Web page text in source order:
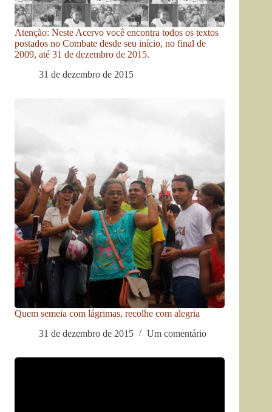
Atenção: Neste Acervo você encontra todos os textos
postados no Combate desde seu início, no final de
2009, até 31 de dezembro de 2015.
31 de dezembro de 2015
Quem semeia com lágrimas, recolhe com alegria
31 de dezembro de 2015
Um comentário